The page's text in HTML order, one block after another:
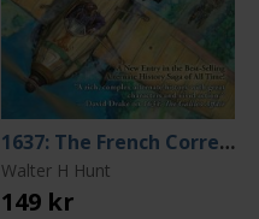
1637: The French Correction
Walter H Hunt
149 kr